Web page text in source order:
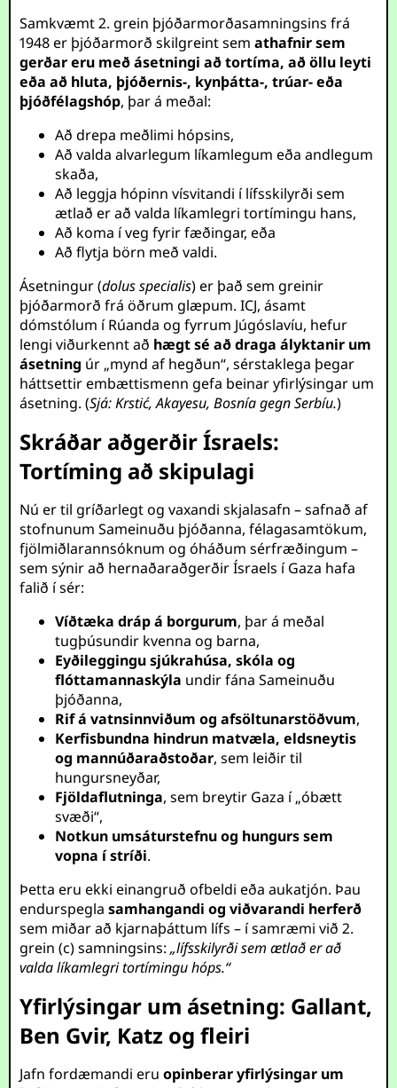
Samkvæmt 2. grein þjóðarmorðasamningsins frá
1948 er þjóðarmorð skilgreint semathafnir sem
gerðar eru með ásetningi að tortíma, að öllu leyti
eða að hluta, þjóðernis-, kynþátta-, trúar- eða
þjóðfélagshóp, þar á meðal:
Að drepa meðlimi hópsins,
Að valda alvarlegum líkamlegum eða andlegum
skaða,
Að leggja hópinn vísvitandi í lífsskilyrði sem
ætlað er að valda líkamlegri tortímingu hans,
Að koma í veg fyrir fæðingar, eða
Að flytja börn með valdi.
Ásetningur (dolus specialis) er það sem greinir
þjóðarmorð frá öðrum glæpum. ICJ, ásamt
dómstólum í Rúanda og fyrrum Júgóslavíu, hefur
lengi viðurkennt að hægt sé að draga ályktanir um
ásetning úr „mynd af hegðun“, sérstaklega þegar
háttsettir embættismenn gefa beinar yfirlýsingar um
ásetning. (Sjá: Krstić, Akayesu, Bosnía gegn Serbíu.)
Skráðar aðgerðir Ísraels:
Tortíming að skipulagi
Nú er til gríðarlegt og vaxandi skjalasafn – safnað af
stofnunum Sameinuðu þjóðanna, félagasamtökum,
fjölmiðlarannsóknum og óháðum sérfræðingum –
sem sýnir að hernaðaraðgerðir Ísraels í Gaza hafa
falið í sér:
Víðtæka dráp á borgurum, þar á meðal
tugþúsundir kvenna og barna,
Eyðileggingu sjúkrahúsa, skóla og
flóttamannaskýla undir fána Sameinuðu
þjóðanna,
Rif á vatnsinnviðum og afsöltunarstöðvum,
Kerfisbundna hindrun matvæla, eldsneytis
og mannúðaraðstoðar, sem leiðir til
hungursneyðar,
Fjöldaflutninga, sem breytir Gaza í „óbætt
svæði“,
Notkun umsáturstefnu og hungurs sem
vopna í stríði.
Þetta eru ekki einangruð ofbeldi eða aukatjón. Þau
endurspeglasamhangandi og viðvarandi herferð
sem miðar að kjarnaþáttum lífs – í samræmi við 2.
grein (c) samningsins:„lífsskilyrði sem ætlað er að
valda líkamlegri tortímingu hóps.“
Yfirlýsingar um ásetning: Gallant,
Ben Gvir, Katz og fleiri
Jafn fordæmandi eruopinberar yfirlýsingar um